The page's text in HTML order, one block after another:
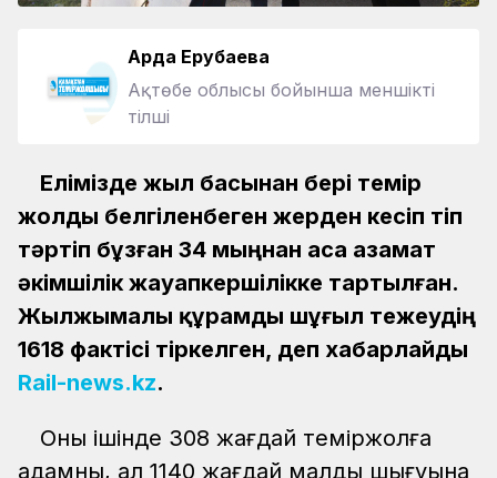
Ардақ Ерубаева
Ақтөбе облысы бойынша меншікті
тілші
Елімізде жыл басынан бері темір
жолды белгіленбеген жерден кесіп өтіп
тәртіп бұзған 34 мыңнан аса азамат
әкімшілік жауапкершілікке тартылған.
Жылжымалы құрамды шұғыл тежеудің
1618 фактісі тіркелген, деп хабарлайды
Rail-news.kz.
Оның ішінде 308 жағдай теміржолға
адамның, ал 1140 жағдай малдың шығуына